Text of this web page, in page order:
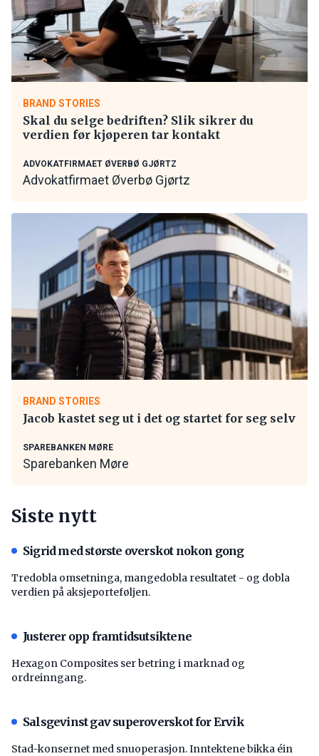
BRAND STORIES
Skal du selge bedriften? Slik sikrer du
verdien før kjøperen tar kontakt
ADVOKATFIRMAET ØVERBØ GJØRTZ
Advokatfirmaet Øverbø Gjørtz
BRAND STORIES
Jacob kastet seg ut i det og startet for seg selv
SPAREBANKEN MØRE
Sparebanken Møre
Siste nytt
Sigrid med største overskot nokon gong
Tredobla omsetninga, mangedobla resultatet - og dobla
verdien på aksjeporteføljen.
Justerer opp framtidsutsiktene
Hexagon Composites ser betring i marknad og
ordreinngang.
Salsgevinst gav superoverskot for Ervik
Stad-konsernet med snuoperasjon. Inntektene bikka éin